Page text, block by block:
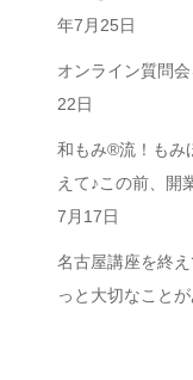
年7月25日
オンライン質問
22日
和もみ®流！もみ
えて♪この前、開
7月17日
名古屋講座を終
っと大切なことが